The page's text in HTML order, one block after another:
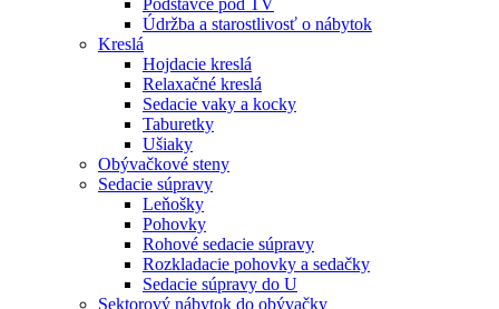
Údržba a starostlivosť o nábytok
Kreslá
Hojdacie kreslá
Relaxačné kreslá
Sedacie vaky a kocky
Taburetky
Ušiaky
Obývačkové steny
Sedacie súpravy
Leňošky
Pohovky
Rohové sedacie súpravy
Rozkladacie pohovky a sedačky
Sedacie súpravy do U
Sektorový nábytok do obývačky